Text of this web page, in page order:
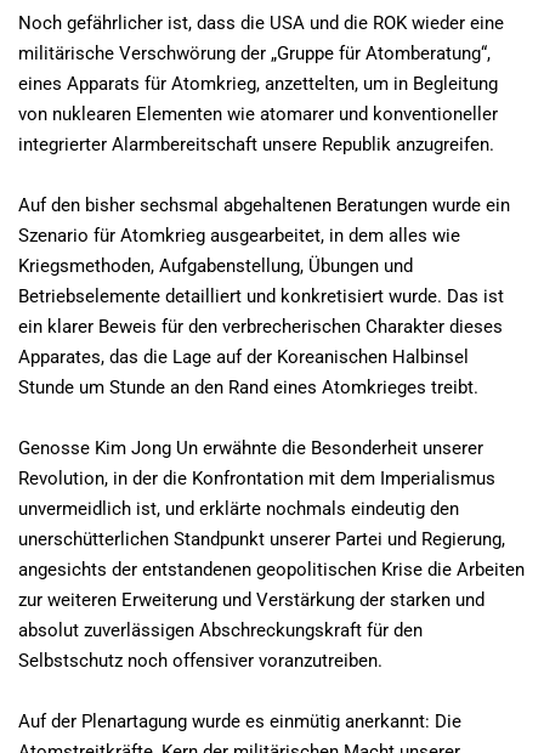
Noch gefährlicher ist, dass die USA und die ROK wieder eine
militärische Verschwörung der „Gruppe für Atomberatung“,
eines Apparats für Atomkrieg, anzettelten, um in Begleitung
von nuklearen Elementen wie atomarer und konventioneller
integrierter Alarmbereitschaft unsere Republik anzugreifen.
Auf den bisher sechsmal abgehaltenen Beratungen wurde ein
Szenario für Atomkrieg ausgearbeitet, in dem alles wie
Kriegsmethoden, Aufgabenstellung, Übungen und
Betriebselemente detailliert und konkretisiert wurde. Das ist
ein klarer Beweis für den verbrecherischen Charakter dieses
Apparates, das die Lage auf der Koreanischen Halbinsel
Stunde um Stunde an den Rand eines Atomkrieges treibt.
Genosse Kim Jong Un erwähnte die Besonderheit unserer
Revolution, in der die Konfrontation mit dem Imperialismus
unvermeidlich ist, und erklärte nochmals eindeutig den
unerschütterlichen Standpunkt unserer Partei und Regierung,
angesichts der entstandenen geopolitischen Krise die Arbeiten
zur weiteren Erweiterung und Verstärkung der starken und
absolut zuverlässigen Abschreckungskraft für den
Selbstschutz noch offensiver voranzutreiben.
Auf der Plenartagung wurde es einmütig anerkannt: Die